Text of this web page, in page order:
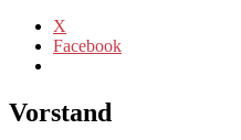
X
Facebook
Vorstand